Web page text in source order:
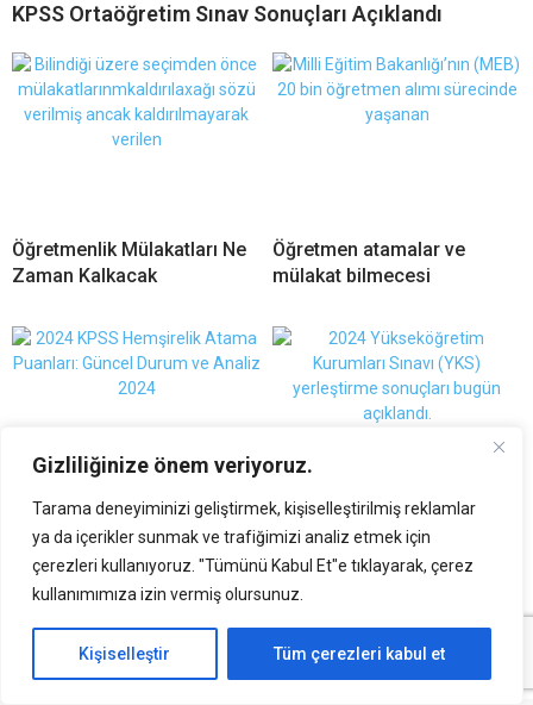
Gizliliğinize önem veriyoruz.
Tarama deneyiminizi geliştirmek, kişiselleştirilmiş reklamlar
ya da içerikler sunmak ve trafiğimizi analiz etmek için
çerezleri kullanıyoruz. "Tümünü Kabul Et"e tıklayarak, çerez
kullanımımıza izin vermiş olursunuz.
Kişiselleştir Tüm çerezleri kabul et
KPSS Ortaöğretim Sınav Sonuçları Açıklandı
Öğretmenlik Mülakatları Ne
Zaman Kalkacak
Öğretmen atamalar ve
mülakat bilmecesi
2024 KPSS Hemşirelik
Atama Puanları
2024 YKS yerleştirme
sonuçları ve kayıt tarihleri
açıklandı